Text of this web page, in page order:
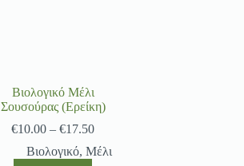
Βιολογικό Μέλι
Σουσούρας (Ερείκη)
€10.00 – €17.50
Βιολογικό, Μέλι